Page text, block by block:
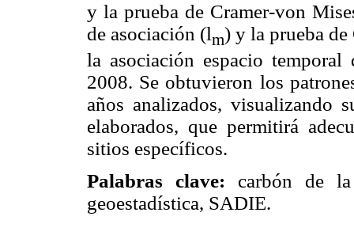
y la prueba de Cramer-von
de asociación (lm) y la prueba
la asociación espacio
2008. Se obtuvieron los
años analizados, visualizando
elaborados, que permitirá
sitios específicos.
Palabras clave: carbón de la
geoestadística, SADIE.